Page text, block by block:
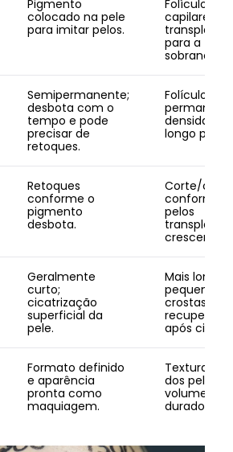
Pigmento
colocado na pele
para imitar pelos.
Folículos
capilares
para a
Semipermanente;
desbota com o
tempo e pode
precisar de
retoques.
Folículos
densidade
longo prazo.
Retoques
conforme o
pigmento
desbota.
Corte/
conforme
pelos
crescem.
Geralmente
curto;
cicatrização
superficial da
pele.
Mais longo;
pequenas
crostas e
após
Formato definido
e aparência
pronta como
maquiagem.
Textura
dos pelos e
volume
duradouro.